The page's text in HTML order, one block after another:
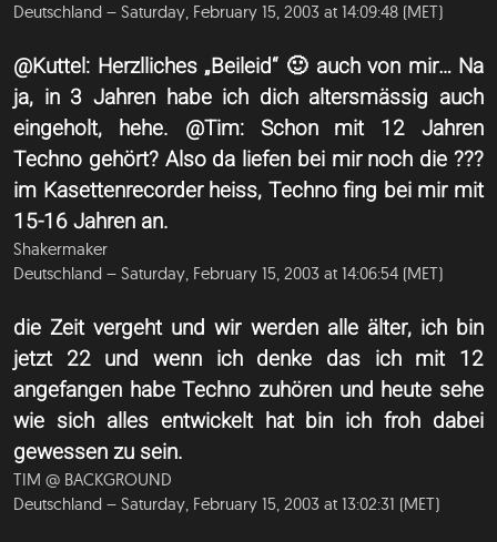
Deutschland – Saturday, February 15, 2003 at 14:09:48 (MET)
@Kuttel: Herzlliches „Beileid“ 🙂 auch von mir… Na
ja, in 3 Jahren habe ich dich altersmässig auch
eingeholt, hehe. @Tim: Schon mit 12 Jahren
Techno gehört? Also da liefen bei mir noch die ???
im Kasettenrecorder heiss, Techno fing bei mir mit
15-16 Jahren an.
Shakermaker
Deutschland – Saturday, February 15, 2003 at 14:06:54 (MET)
die Zeit vergeht und wir werden alle älter, ich bin
jetzt 22 und wenn ich denke das ich mit 12
angefangen habe Techno zuhören und heute sehe
wie sich alles entwickelt hat bin ich froh dabei
gewessen zu sein.
TIM @ BACKGROUND
Deutschland – Saturday, February 15, 2003 at 13:02:31 (MET)